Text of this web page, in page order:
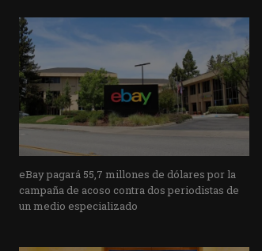
eBay pagará 55,7 millones de dólares por la
campaña de acoso contra dos periodistas de
un medio especializado